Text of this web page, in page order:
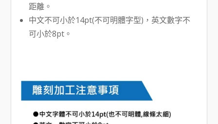
距離。
中文不可小於14pt(不可明體字型)，英文數字不
可小於8pt。